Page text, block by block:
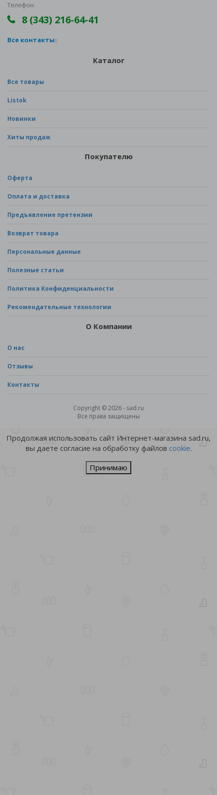
Телефон
8 (343) 216-64-41
Все контакты
Каталог
Все товары
Listok
Новинки
Хиты продаж
Покупателю
Оферта
Оплата и доставка
Предъявление претензии
Возврат товара
Персональные данные
Полезные статьи
Политика Конфиденциальности
Рекомендательные технологии
О Компании
О нас
Отзывы
Контакты
Copyright © 2026 - sad.ru
Все права защищены
Продолжая использовать сайт Интернет-магазина sad.ru,
вы даете согласие на обработку файлов cookie.
Принимаю